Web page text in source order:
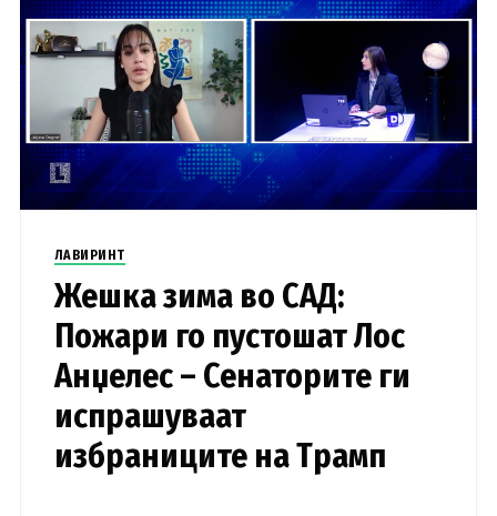
ЛАВИРИНТ
Жешка зима во САД:
Пожари го пустошат Лос
Анџелес – Сенаторите ги
испрашуваат
избраниците на Трамп